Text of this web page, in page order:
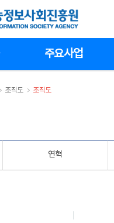
주요사업
>
조직도 >
조직도
연혁